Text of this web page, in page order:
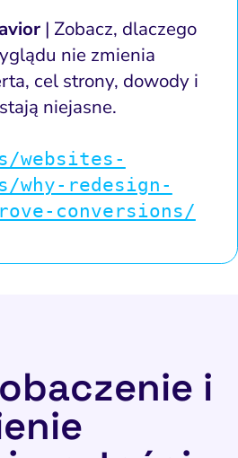
| Zobacz, dlaczego
nie zmienia
cel strony, dowody i
niejasne.
websites-
why-redesign-
conversions/
i